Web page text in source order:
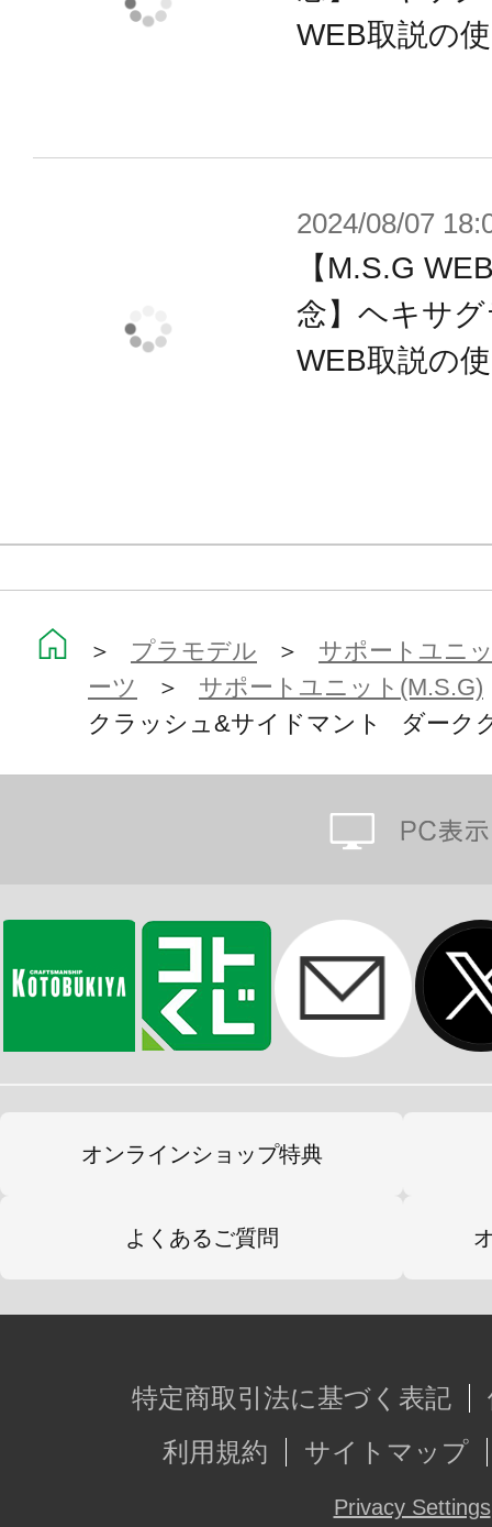
のボールジョイントによって、フレ
ールジョイントによる接続により前
・キャラクターの上腕部に接続する
上下2か所に3ｍｍ接続穴を設置して
【付属品】
■クラッシュマント
・ベースマントパーツ×1
・ベースマント用差し替えマフラー
・ベースマントパーツ×2（左右分）
・ベースマント取り付け用アタッチ
・サブマントパーツ×2（左右分）
ます。
WEB取説の
2024/08/07
【M.S.G
念】ヘキサ
WEB取説の
＞ プラモデル ＞ サポートユニ
ーツ
＞ サポートユニット(M.S.G)
クラッシュ&サイドマント ダーク
オンラインショップ特典
よくあるご質問
特定商取引法に基づく表記
利用規約
サイトマップ
Privacy Settings